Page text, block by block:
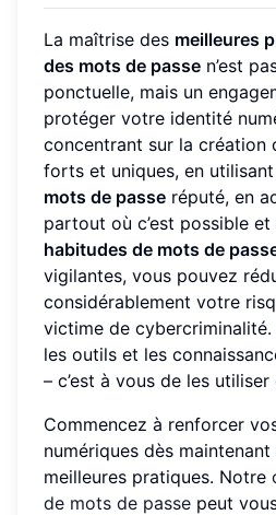
La maîtrise des meilleures
des mots de passe n’est
ponctuelle, mais un
protéger votre identité
concentrant sur la création
forts et uniques, en
mots de passe réputé, en
partout où c’est possible
habitudes de mots de
vigilantes, vous pouvez
considérablement votre
victime de cybercriminalité.
les outils et les
– c’est à vous de les
Commencez à renforcer
numériques dès
meilleures pratiques. Notre
de mots de passe peut